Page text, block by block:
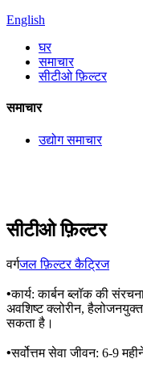
English
घर
समाचार
सीटीओ फ़िल्टर
समाचार
उद्योग समाचार
सीटीओ फ़िल्टर
वर्गजल फ़िल्टर कैट्रिज
•कार्य: कार्बन ब्लॉक की
अवशिष्ट क्लोरीन,
सकता है।
•सर्वोत्तम सेवा जीवन: 6-9